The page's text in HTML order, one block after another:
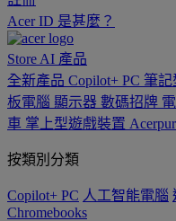
Acer ID 是甚麼？
Store AI 產品
全新產品 Copilot+ PC 筆記
板電腦 顯示器 數碼招牌
車 掌上型遊戲裝置
按類別分類
Copilot+ PC 人工智能電腦
Chromebooks